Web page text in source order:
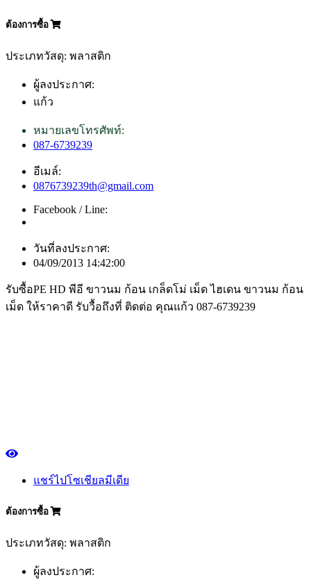
ต้องการซื้อ
ประเภทวัสดุ: พลาสติก
ผู้ลงประกาศ:
แก้ว
หมายเลขโทรศัพท์:
087-6739239
อีเมล์:
0876739239th@gmail.com
Facebook / Line:
วันที่ลงประกาศ:
04/09/2013 14:42:00
รับซื้อPE HD พีอี ขาวนม ก้อน เกล็ดโม่ เม็ด ไฮเดน ขาวนม ก้อน
เม็ด ให้ราคาดี รับวื้อถึงที่ ติดต่อ คุณแก้ว 087-6739239
แชร์ไปโซเชียลมีเดีย
ต้องการซื้อ
ประเภทวัสดุ: พลาสติก
ผู้ลงประกาศ: